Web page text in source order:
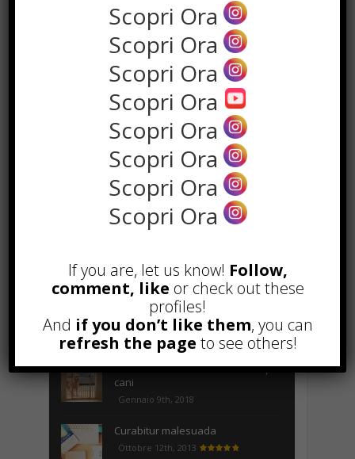
POPOLARI
Agosto 27th, 2017
Noleggio a breve e lungo termine,
le differenze
Maggio 15th, 2018
Come realizzare un cancelletto per
cani
Gennaio 9th, 2018
Curabitur malesuada
Ottobre 12th, 2013
Scopri Ora
Scopri Ora
Scopri Ora
Scopri Ora
Scopri Ora
Scopri Ora
Scopri Ora
Scopri Ora
If you are, let us know! Follow,
comment, like or check out these
profiles!
And if you don’t like them, you can
refresh the page to see others!